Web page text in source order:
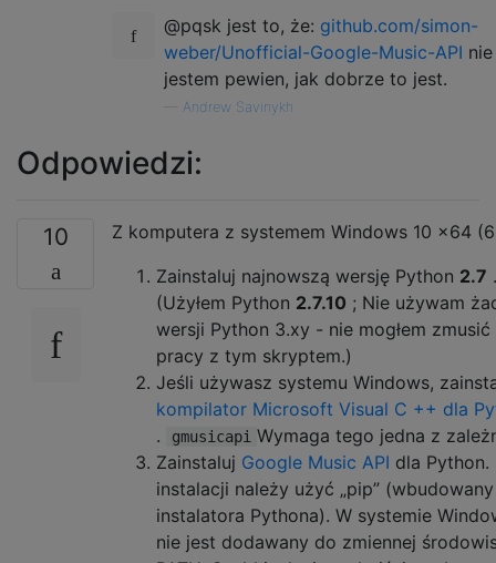
@pqsk jest to, że: github.com/simon-
weber/Unofficial-Google-Music-API nie
jestem pewien, jak dobrze to jest.
Andrew Savinykh
Odpowiedzi:
10
Z komputera z systemem Windows 10 x64
Zainstaluj najnowszą wersję Python 2.7
(Użyłem Python 2.7.10 ; Nie używam
wersji Python 3.xy - nie mogłem
pracy z tym skryptem.)
Jeśli używasz systemu Windows,
kompilator Microsoft Visual C ++ dla
.
gmusicapi Wymaga tego jedna z
Zainstaluj Google Music API dla Python.
instalacji należy użyć „pip”
instalatora Pythona). W systemie
nie jest dodawany do zmiennej